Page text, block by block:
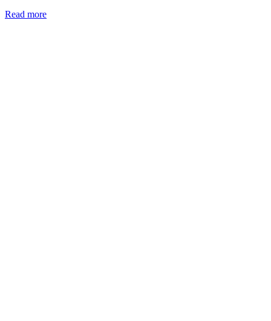
Read more